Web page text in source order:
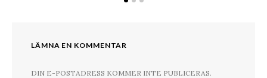
LÄMNA EN KOMMENTAR
DIN E-POSTADRESS KOMMER INTE PUBLICERAS.